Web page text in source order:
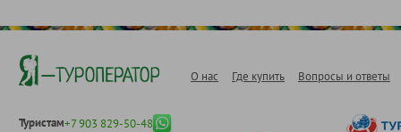
О нас Где купить Вопросы и ответы
Туристам+7 903 829-50-48